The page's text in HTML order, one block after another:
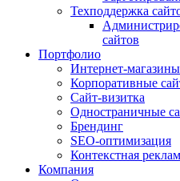
Техподдержка
сайтов
Портфолио
Интернет-магазины
Корпоративные
Сайт-визитка
Одностраничные
Брендинг
SEO-оптимизация
Контекстная
Компания